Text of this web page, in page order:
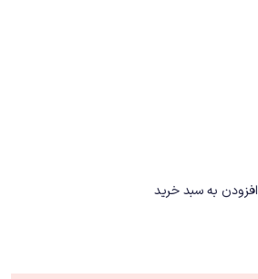
افزودن به سبد خرید